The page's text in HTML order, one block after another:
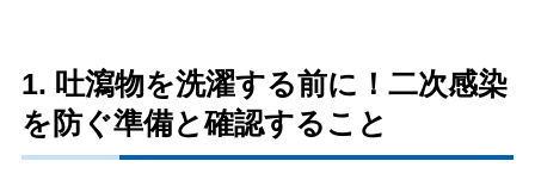
1. 吐瀉物を洗濯する前に！二次感染
を防ぐ準備と確認すること